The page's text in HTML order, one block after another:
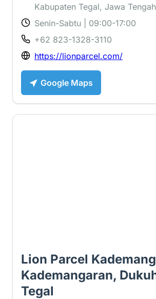
Kabupaten Tegal, Jawa
Senin-Sabtu | 09:00-17:00
+62 823-1328-3110
https://lionparcel.com/
Google Maps
Lion Parcel
Kademangaran,
Tegal